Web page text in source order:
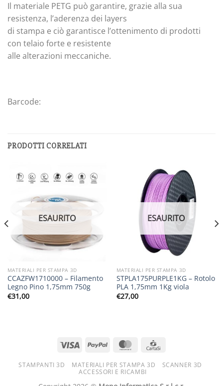
Il materiale PETG può garantire, grazie alla sua
resistenza, l’aderenza dei layers
di stampa e ciò garantisce l’ottenimento di prodotti
con telaio forte e resistente
alle alterazioni meccaniche.
Barcode:
PRODOTTI CORRELATI
ESAURITO
MATERIALI PER STAMPA 3D
CCAZFW1710000 – Filamento
Legno Pino 1,75mm 750g
€31,00
ESAURITO
MATERIALI PER STAMPA 3D
STPLA175PURPLE1KG – Rotolo
PLA 1,75mm 1Kg viola
€27,00
STAMPANTI 3D MATERIALI PER STAMPA 3D
SCANNER 3D
ACCESSORI E RICAMBI